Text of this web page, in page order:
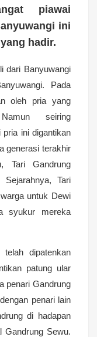
piawai
ini
hadir.
dari Banyuwangi
Pada
oleh pria yang
seiring
pria ini digantikan
generasi terakhir
Tari Gandrung
Tari
untuk Dewi
syukur mereka
dipatenkan
patung ular
penari Gandrung
penari lain
di hadapan
Gandrung Sewu.